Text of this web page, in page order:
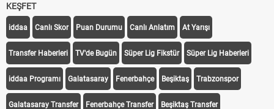
KEŞFET
iddaa Canlı Skor Puan Durumu Canlı Anlatım At Yarışı
Transfer Haberleri TV'de Bugün Süper Lig Fikstür Süper Lig Haberleri
iddaa Programı Galatasaray Fenerbahçe Beşiktaş Trabzonspor
Galatasaray Transfer Fenerbahçe Transfer Beşiktaş Transfer